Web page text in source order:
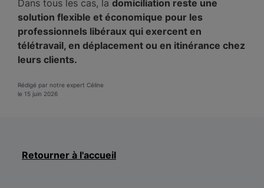
Dans tous les cas, la domiciliation reste une
solution flexible et économique pour les
professionnels libéraux qui exercent en
télétravail, en déplacement ou en itinérance chez
leurs clients.
Rédigé par notre expert Céline
le 15 juin 2026
Retourner à l'accueil